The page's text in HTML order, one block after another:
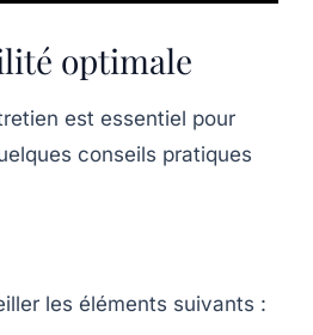
optimale
est essentiel pour
conseils pratiques
les éléments suivants :